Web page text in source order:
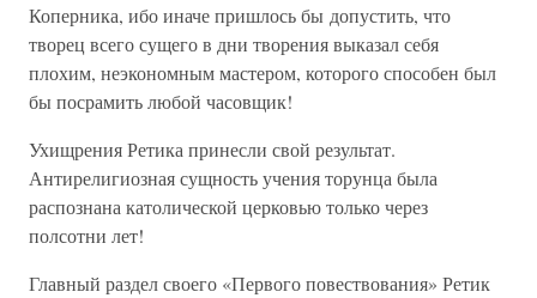
Коперника, ибо иначе пришлось бы допустить, что
творец всего сущего в дни творения выказал себя
плохим, неэкономным мастером, которого способен был
бы посрамить любой часовщик!
Ухищрения Ретика принесли свой результат.
Антирелигиозная сущность учения торунца была
распознана католической церковью только через
полсотни лет!
Главный раздел своего «Первого повествования» Ретик